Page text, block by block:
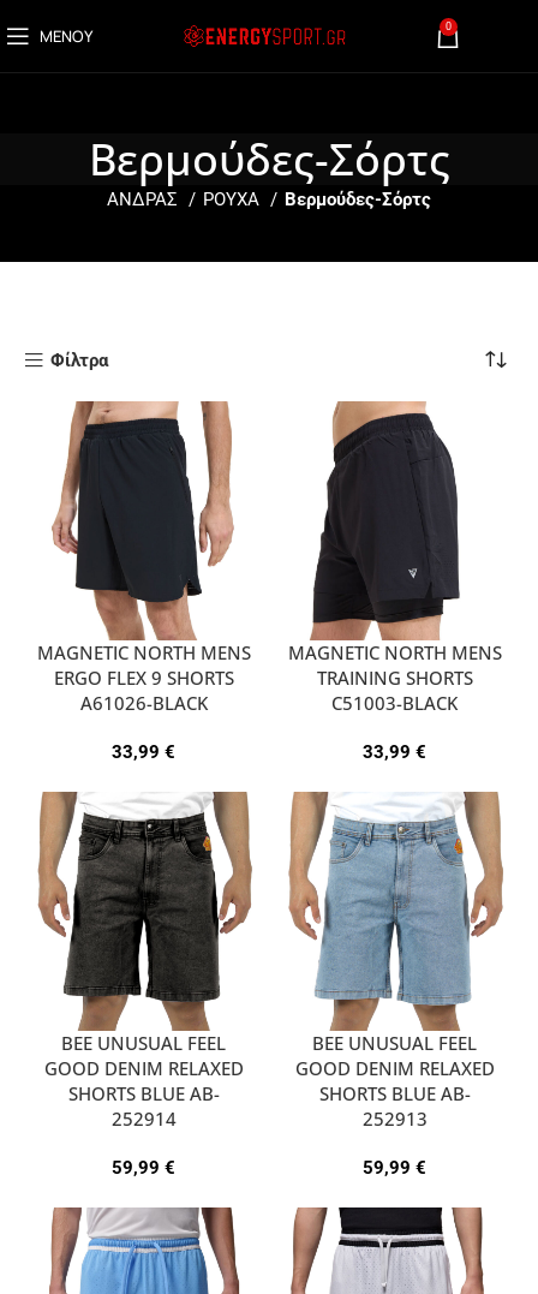
ΜΕΝΟΎ 0
Βερμούδες-Σόρτς
ΑΝΔΡΑΣ ΡΟΥΧΑ Βερμούδες-Σόρτς
Φίλτρα
MAGNETIC NORTH MENS
ERGO FLEX 9 SHORTS
A61026-BLACK
33,99 €
MAGNETIC NORTH MENS
TRAINING SHORTS
C51003-BLACK
33,99 €
BEE UNUSUAL FEEL
GOOD DENIM RELAXED
SHORTS BLUE AB-
252914
59,99 €
BEE UNUSUAL FEEL
GOOD DENIM RELAXED
SHORTS BLUE AB-
252913
59,99 €